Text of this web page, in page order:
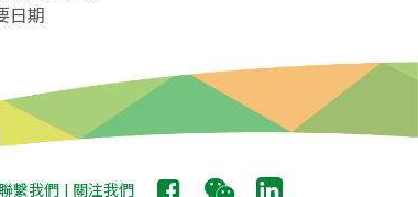
日期
繫我們 | 關注我們